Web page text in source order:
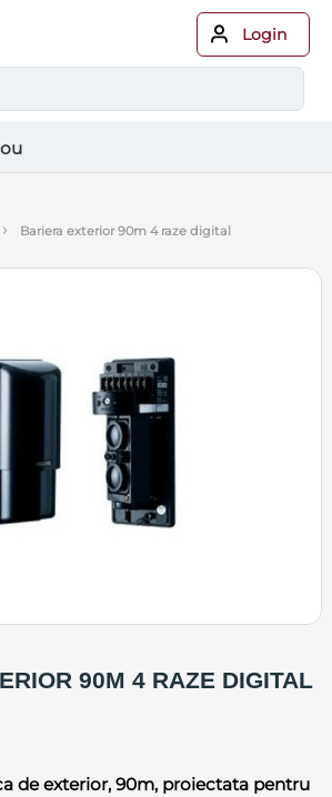
Login
› bariera exterior 90m 4 raze digital
90M 4 RAZE DIGITAL
de exterior, 90m, proiectata pentru